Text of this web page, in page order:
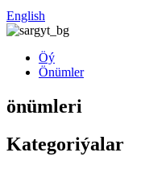
English
Öý
Önümler
önümleri
Kategoriýalar